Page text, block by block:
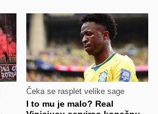
Čeka se rasplet velike sage
I to mu je malo? Real